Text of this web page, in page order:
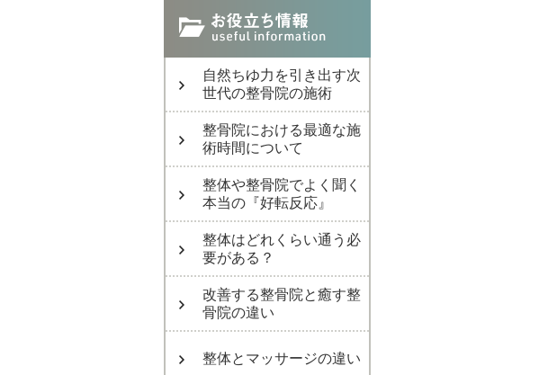
自然ちゆ力を引き出す次
世代の整骨院の施術
整骨院における最適な施
術時間について
整体や整骨院でよく聞く
本当の『好転反応』
整体はどれくらい通う必
要がある？
改善する整骨院と癒す整
骨院の違い
整体とマッサージの違い